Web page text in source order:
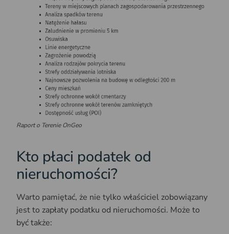
Raport o Terenie OnGeo
Kto płaci podatek od
nieruchomości?
Warto pamiętać, że nie tylko właściciel zobowiązany
jest to zapłaty podatku od nieruchomości. Może to
być także: